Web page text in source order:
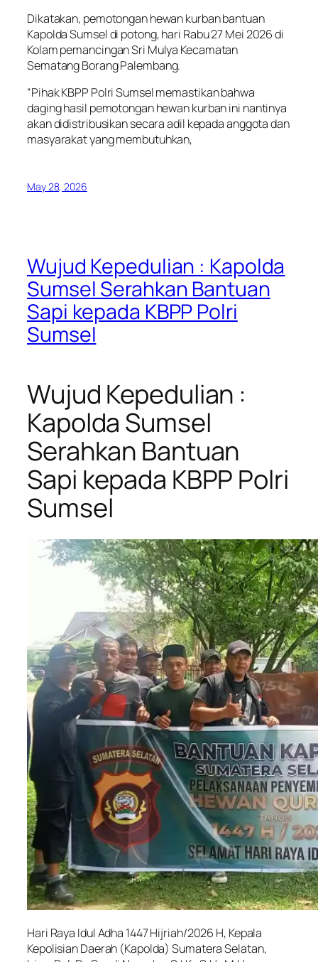
Dikatakan, pemotongan hewan kurban bantuan
Kapolda Sumsel di potong, hari Rabu 27 Mei 2026 di
Kolam pemancingan Sri Mulya Kecamatan
Sematang Borang Palembang.
“Pihak KBPP Polri Sumsel memastikan bahwa
daging hasil pemotongan hewan kurban ini nantinya
akan didistribusikan secara adil kepada anggota dan
masyarakat yang membutuhkan,
May 28, 2026
Wujud Kepedulian : Kapolda
Sumsel Serahkan Bantuan
Sapi kepada KBPP Polri
Sumsel
Wujud Kepedulian :
Kapolda Sumsel
Serahkan Bantuan
Sapi kepada KBPP Polri
Sumsel
Hari Raya Idul Adha 1447 Hijriah/2026 H, Kepala
Kepolisian Daerah (Kapolda) Sumatera Selatan,